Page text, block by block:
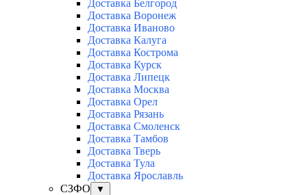
Доставка Белгород
Доставка Воронеж
Доставка Иваново
Доставка Калуга
Доставка Кострома
Доставка Курск
Доставка Липецк
Доставка Москва
Доставка Орел
Доставка Рязань
Доставка Смоленск
Доставка Тамбов
Доставка Тверь
Доставка Тула
Доставка Ярославль
СЗФО
▼